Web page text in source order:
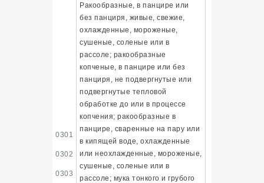
0301
0302
0303
Ракообразные, в панцире или
без панциря, живые, свежие,
охлажденные, мороженые,
сушеные, соленые или в
рассоле; ракообразные
копченые, в панцире или без
панциря, не подвергнутые или
подвергнутые тепловой
обработке до или в процессе
копчения; ракообразные в
панцире, сваренные на пару или
в кипящей воде, охлажденные
или неохлажденные, мороженые,
сушеные, соленые или в
рассоле; мука тонкого и грубого